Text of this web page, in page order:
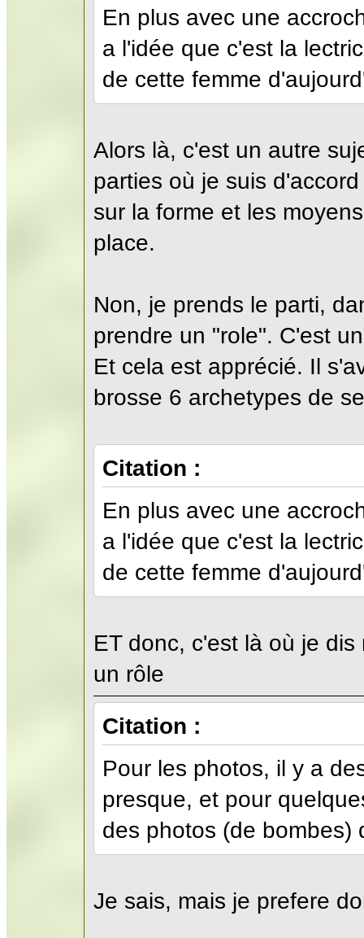
En plus avec une
a l'idée que c'est la
de cette femme
Alors là, c'est un autre
parties où je suis
sur la forme et les
place.
Non, je prends le parti,
prendre un "role". C'est
Et cela est apprécié. Il
brosse 6 archetypes de
Citation :
En plus avec une
a l'idée que c'est la
de cette femme
ET donc, c'est là où je
un rôle
Citation :
Pour les photos, il y a
presque, et pour
des photos (de bombes)
Je sais, mais je prefere